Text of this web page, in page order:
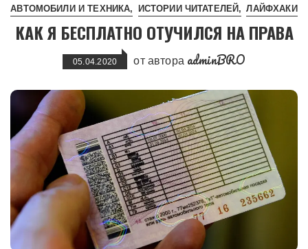
АВТОМОБИЛИ И ТЕХНИКА ИСТОРИИ ЧИТАТЕЛЕЙ ЛАЙФХАКИ
КАК Я БЕСПЛАТНО ОТУЧИЛСЯ НА ПРАВА
05.04.2020 от автора adminBRO